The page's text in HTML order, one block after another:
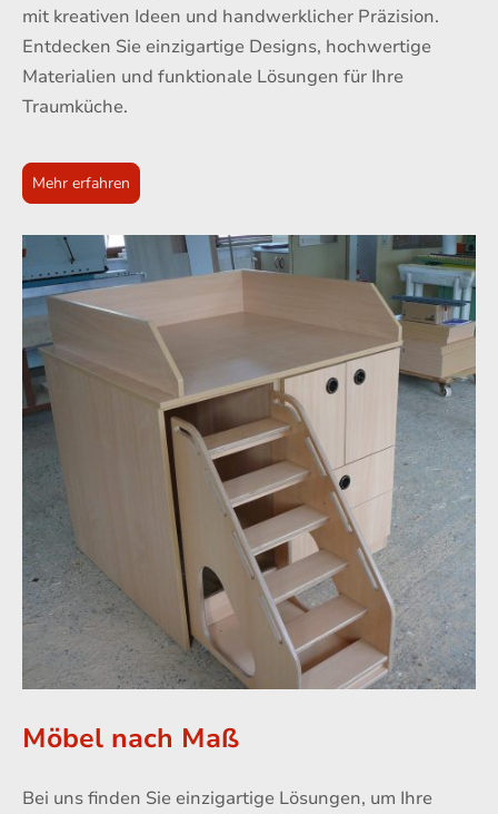
mit kreativen Ideen und handwerklicher Präzision.
Entdecken Sie einzigartige Designs, hochwertige
Materialien und funktionale Lösungen für Ihre
Traumküche.
Mehr erfahren
Möbel nach Maß
Bei uns finden Sie einzigartige Lösungen, um Ihre